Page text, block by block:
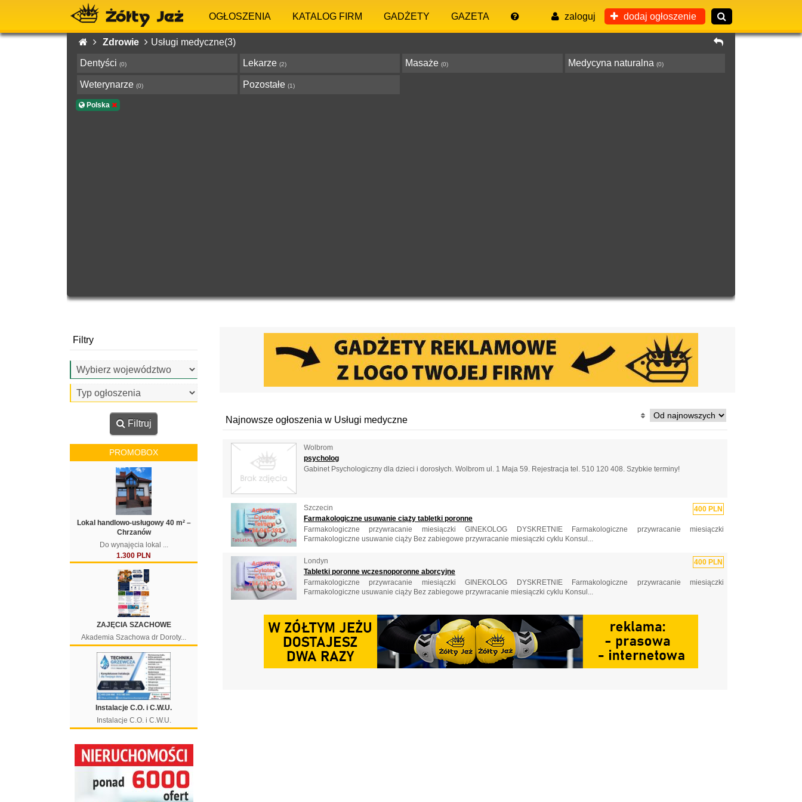
OGŁOSZENIA KATALOG FIRM GADŻETY GAZETA zaloguj dodaj ogłoszenie
Zdrowie Usługi medyczne(3)
Dentyści (0) Lekarze (2) Masaże (0) Medycyna naturalna (0)
Weterynarze (0) Pozostałe (1)
Polska
Filtry
Filtruj
PROMOBOX
Lokal handlowo-usługowy 40 m² –
Chrzanów
Do wynajęcia lokal ...
1.300 PLN
ZAJĘCIA SZACHOWE
Akademia Szachowa dr Doroty...
Instalacje C.O. i C.W.U.
Instalacje C.O. i C.W.U.
Najnowsze ogłoszenia w Usługi medyczne
Wolbrom
psycholog
Gabinet Psychologiczny dla dzieci i dorosłych. Wolbrom ul. 1 Maja 59. Rejestracja tel. 510 120 408. Szybkie terminy!
400 PLN
Szczecin
Farmakologiczne usuwanie ciąży tabletki poronne
‎Farmakologiczne przywracanie miesiączki ‎GINEKOLOG DYSKRETNIE ‎Farmakologiczne przywracanie miesiączki
‎Farmakologiczne usuwanie ciąży ‎Bez zabiegowe przywracanie miesiączki cyklu ‎Konsul...
400 PLN
Londyn
Tabletki poronne wczesnoporonne aborcyjne
‎Farmakologiczne przywracanie miesiączki ‎GINEKOLOG DYSKRETNIE ‎Farmakologiczne przywracanie miesiączki
‎Farmakologiczne usuwanie ciąży ‎Bez zabiegowe przywracanie miesiączki cyklu ‎Konsul...